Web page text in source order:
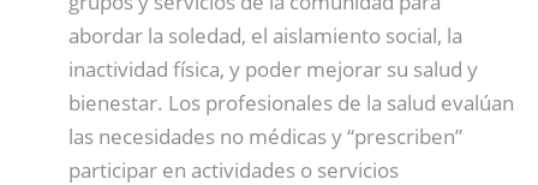
abordar la soledad, el aislamiento social, la
inactividad física, y poder mejorar su salud y
bienestar. Los profesionales de la salud evalúan
las necesidades no médicas y “prescriben”
participar en actividades o servicios